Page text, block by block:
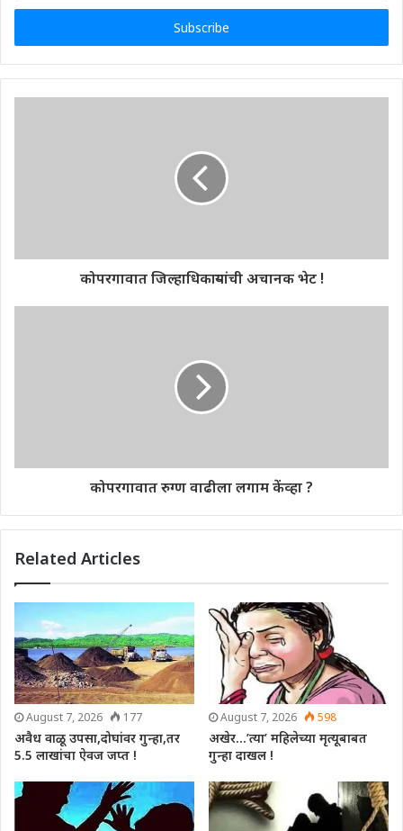
Email
कोपरगावात जिल्हाधिकाऱ्यांची अचानक भेट !
कोपरगावात रुग्ण वाढीला लगाम केंव्हा ?
Related Articles
August 7, 2026 177
अवैध वाळू उपसा,दोघांवर गुन्हा,तर
5.5 लाखांचा ऐवज जप्त !
August 7, 2026 598
अखेर…’त्या’ महिलेच्या मृत्यूबाबत
गुन्हा दाखल !